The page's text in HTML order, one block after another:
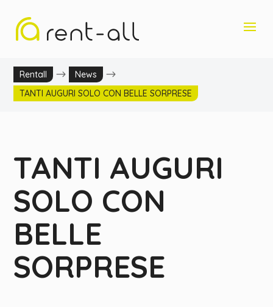
Rentall $ News $
TANTI AUGURI SOLO CON BELLE SORPRESE
TANTI AUGURI
SOLO CON
BELLE
SORPRESE